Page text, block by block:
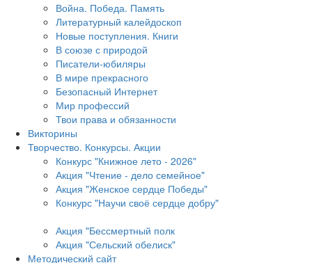
Война. Победа. Память
Литературный калейдоскоп
Новые поступления. Книги
В союзе с природой
Писатели-юбиляры
В мире прекрасного
Безопасный Интернет
Мир профессий
Твои права и обязанности
Викторины
Творчество. Конкурсы. Акции
Конкурс "Книжное лето - 2026"
Акция "Чтение - дело семейное"
Акция "Женское сердце Победы"
Конкурс "Научи своё сердце добру"
Акция "Бессмертный полк
Акция "Сельский обелиск"
Методический сайт